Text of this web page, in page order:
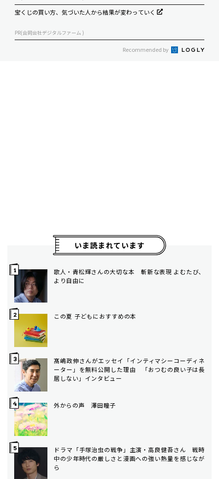
宝くじの買い方、気づいた人から結果が変わっていく
PR(合同会社デジタルファーム )
Recommended by
いま読まれています
歌人・青松輝さんの大切な本 斬新な表現 よむたび、
より自由に
この夏 子どもにおすすめの本
髙嶋政伸さんがエッセイ「インティマシーコーディネ
ーター」を無料公開した理由 「おつむの良い子は長
居しない」インタビュー
外からの声 澤田瞳子
ドラマ「手塚治虫の戦争」主演・高良健吾さん 戦時
中の少年時代の厳しさと漫画への強い熱量を感じなが
ら